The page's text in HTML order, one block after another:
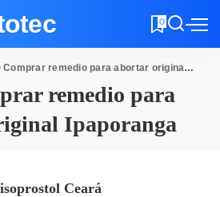
0
Comprar remedio para abortar original Ipaporanga
remedio para
Ipaporanga
Ceará